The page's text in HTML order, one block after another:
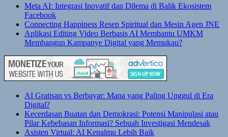
Meta AI: Integrasi Inovatif dan Dilema di Balik Ekosistem
Facebook
Connecting Happiness Resep Spiritual dan Mesin Agen JNE
Aplikasi Editing Video Berbasis AI Membantu UMKM
Membangun Kampanye Digital yang Memukau?
AI Gratisan vs Berbayar: Mana yang Paling Unggul di Era
Digital?
Kecerdasan Buatan dan Demokrasi: Potensi Manipulasi atau
Pilar Kebebasan Informasi? Sebuah Investigasi Mendesak
Asisten Virtual: AI Kenalmu Lebih Baik